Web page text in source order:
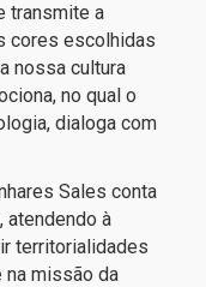
transmite a
cores escolhidas
nossa cultura
no qual o
dialoga com
Sales conta
atendendo à
territorialidades
na missão da